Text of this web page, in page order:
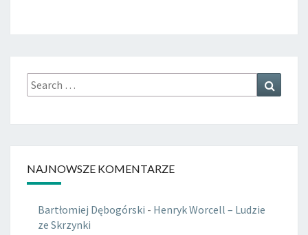
Search
for:
NAJNOWSZE KOMENTARZE
Bartłomiej Dębogórski - Henryk Worcell – Ludzie
ze Skrzynki